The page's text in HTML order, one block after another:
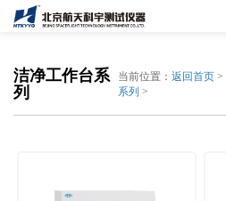
洁净工作台系
列
当前位置： 返回首页>
系列 >